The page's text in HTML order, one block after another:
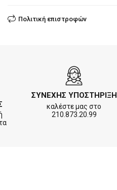
Πολιτική επιστροφών
ΣΥΝΕΧΗΣ ΥΠΟΣΤΗΡΙΞΗ
καλέστε μας στο
210.873.20.99